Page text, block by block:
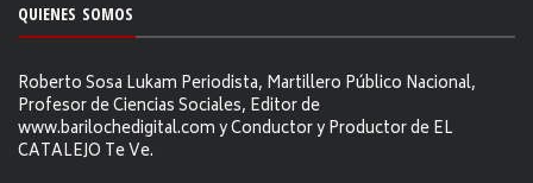
QUIENES SOMOS
Roberto Sosa Lukam Periodista, Martillero Público Nacional,
Profesor de Ciencias Sociales, Editor de
www.barilochedigital.com y Conductor y Productor de EL
CATALEJO Te Ve.